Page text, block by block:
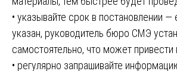
• указывайте срок в постановлении —
указан, руководитель бюро СМЭ
самостоятельно, что может привести
• регулярно запрашивайте